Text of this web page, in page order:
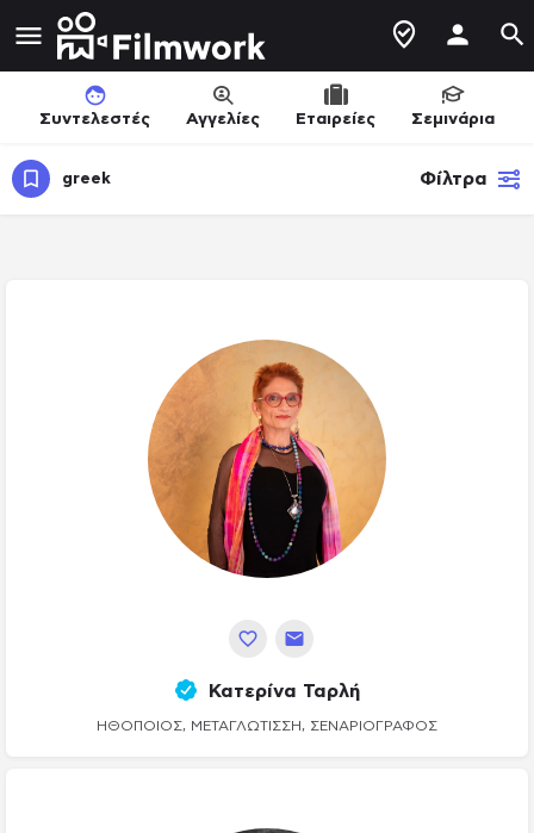
Συντελεστές Αγγελίες Εταιρείες Σεμινάρια
greek Φίλτρα
Κατερίνα Ταρλή
ΗΘΟΠΟΙΌΣ, ΜΕΤΑΓΛΏΤΙΣΣΗ, ΣΕΝΑΡΙΟΓΡΆΦΟΣ